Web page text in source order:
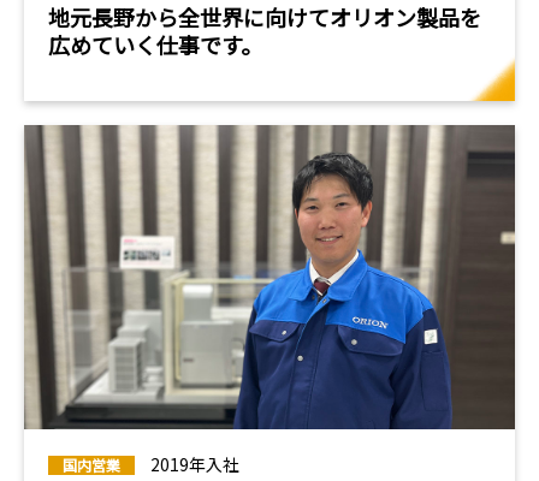
地元長野から全世界に向けてオリオン製品を
広めていく仕事です。
国内営業 2019年入社